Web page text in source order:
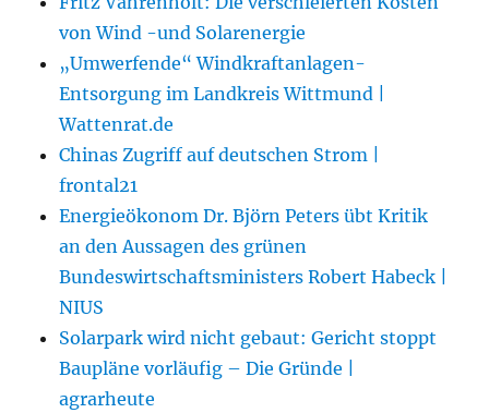
von Wind -und Solarenergie
„Umwerfende“ Windkraftanlagen-
Entsorgung im Landkreis Wittmund |
Wattenrat.de
Chinas Zugriff auf deutschen Strom |
frontal21
Energieökonom Dr. Björn Peters übt Kritik
an den Aussagen des grünen
Bundeswirtschaftsministers Robert Habeck |
NIUS
Solarpark wird nicht gebaut: Gericht stoppt
Baupläne vorläufig – Die Gründe |
agrarheute